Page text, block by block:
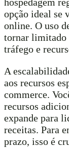
opção ideal se
online. O uso
tornar limitado
tráfego e
A
aos recursos
commerce.
recursos
expande para
receitas. Para
prazo, isso é